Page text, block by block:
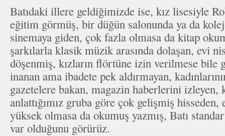
Batıdaki illere geldiğimizde ise, kız lisesiyle
eğitim görmüş, bir düğün salonunda ya da
sinemaya giden, çok fazla olmasa da kitap
şarkılarla klasik müzik arasında dolaşan, evi
döşenmiş, kızların flörtüne izin verilmese bile
inanan ama ibadete pek aldırmayan,
gazetelere bakan, magazin haberlerini izleyen,
anlattığımız gruba göre çok gelişmiş
yüksek olmasa da okumuş yazmış, Batı
var olduğunu görürüz.